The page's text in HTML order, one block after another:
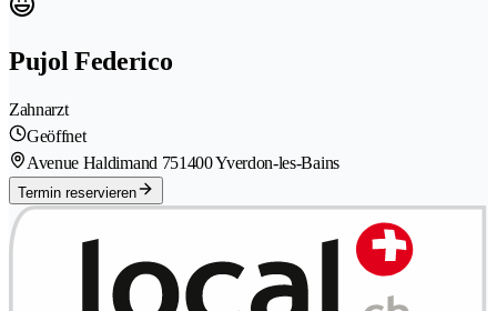
Pujol Federico
Zahnarzt
Geöffnet
Avenue Haldimand 751400 Yverdon-les-Bains
Termin reservieren